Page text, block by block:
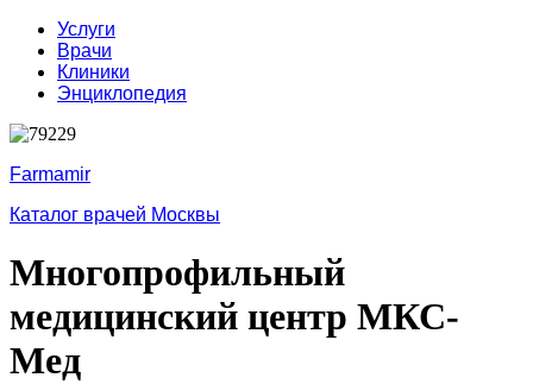
Услуги
Врачи
Клиники
Энциклопедия
Farmamir
Каталог врачей Москвы
Многопрофильный
медицинский центр МКС-
Мед